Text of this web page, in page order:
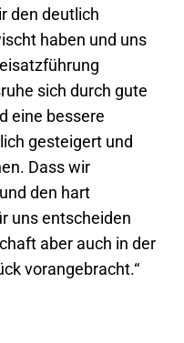
den deutlich
haben und uns
sich durch gute
eine bessere
gesteigert und
Dass wir
den hart
uns entscheiden
aber auch in der
vorangebracht.“